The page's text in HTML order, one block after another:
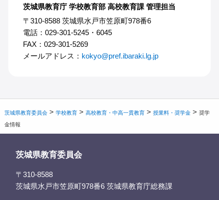
茨城県教育庁 学校教育部 高校教育課 管理担当
〒310-8588 茨城県水戸市笠原町978番6
電話：029-301-5245・6045
FAX：029-301-5269
メールアドレス： kokyo@pref.ibaraki.lg.jp
茨城県教育委員会 >学校教育 >高校教育・中高一貫教育 >授業料・奨学金 >奨学
金情報
茨城県教育委員会
〒310-8588
茨城県水戸市笠原町978番6 茨城県教育庁総務課